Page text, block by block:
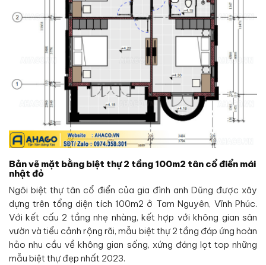
Bản vẽ mặt bằng biệt thự 2 tầng 100m2 tân cổ điển mái
nhật đỏ
Ngôi biệt thự tân cổ điển của gia đình anh Dũng được xây
dựng trên tổng diện tích 100m2 ở Tam Nguyên, Vĩnh Phúc.
Với kết cấu 2 tầng nhẹ nhàng, kết hợp với không gian sân
vườn và tiểu cảnh rộng rãi, mẫu biệt thự 2 tầng đáp ứng hoàn
hảo nhu cầu về không gian sống, xứng đáng lọt top những
mẫu biệt thự đẹp nhất 2023.